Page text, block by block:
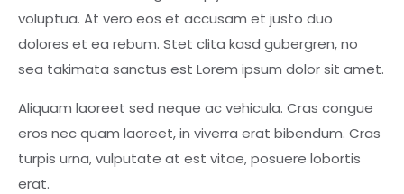
voluptua. At vero eos et accusam et justo duo
dolores et ea rebum. Stet clita kasd gubergren, no
sea takimata sanctus est Lorem ipsum dolor sit amet.
Aliquam laoreet sed neque ac vehicula. Cras congue
eros nec quam laoreet, in viverra erat bibendum. Cras
turpis urna, vulputate at est vitae, posuere lobortis
erat.